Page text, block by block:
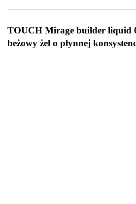
TOUCH Mirage builder liquid
beżowy żel o płynnej